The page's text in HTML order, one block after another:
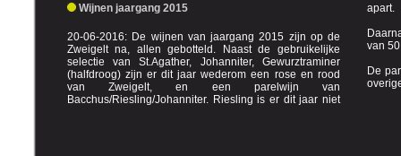
Wijnen jaargang 2015
20-06-2016: De wijnen van jaargang 2015 zijn op de
Zweigelt na, allen gebotteld. Naast de gebruikelijke
selectie van St.Agather, Johanniter, Gewurztraminer
(halfdroog) zijn er dit jaar wederom een rose en rood
van Zweigelt, en een parelwijn van
Bacchus/Riesling/Johanniter. Riesling is er dit jaar niet
apart.
De